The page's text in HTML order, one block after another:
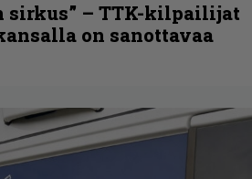
sirkus” – TTK-kilpailijat
on sanottavaa